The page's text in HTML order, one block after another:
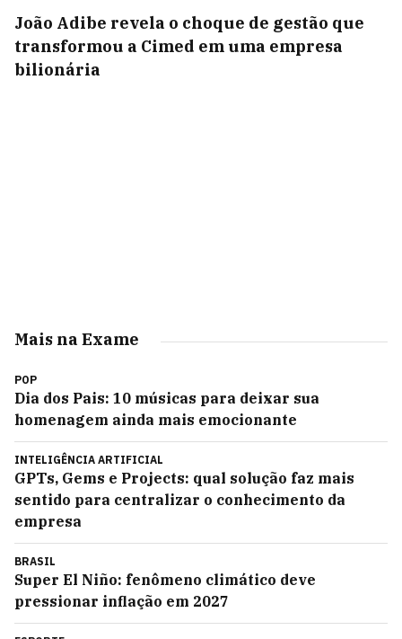
João Adibe revela o choque de gestão que
transformou a Cimed em uma empresa
bilionária
Mais na Exame
POP
Dia dos Pais: 10 músicas para deixar sua
homenagem ainda mais emocionante
INTELIGÊNCIA ARTIFICIAL
GPTs, Gems e Projects: qual solução faz mais
sentido para centralizar o conhecimento da
empresa
BRASIL
Super El Niño: fenômeno climático deve
pressionar inflação em 2027